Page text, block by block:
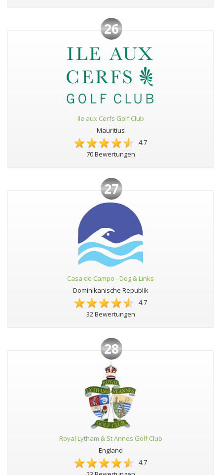
26
Ile aux Cerfs Golf Club
Mauritius
4.7
70 Bewertungen
27
Casa de Campo - Dog & Links
Dominikanische Republik
4.7
32 Bewertungen
28
Royal Lytham & St Annes Golf Club
England
4.7